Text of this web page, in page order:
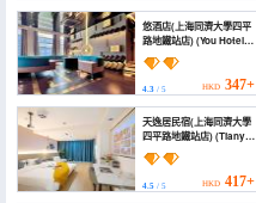
悠酒店(上海同濟大學四平
路地鐵站店) (You Hotel
(Shanghai Tongji
University Siping Road
Metro Station Branch))
4.3 / 5 HKD 347+
天逸居民宿(上海同濟大學
四平路地鐵站店) (Tianyi
Ju Homestay
(Shanghai Tongji
University Siping Road
Metro Station Branch))
4.5 / 5 HKD 417+